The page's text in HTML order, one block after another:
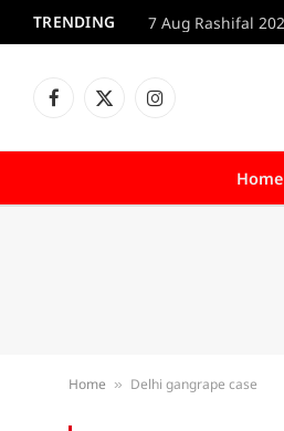
TRENDING
Facebook
X
Instagram
Home
Home » Delhi gangrape case